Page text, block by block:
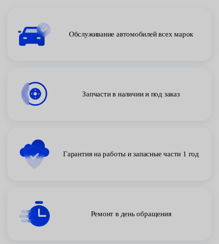
Обслуживание автомобилей всех марок
Запчасти в наличии и под заказ
Гарантия на работы и запасные части 1 год
Ремонт в день обращения